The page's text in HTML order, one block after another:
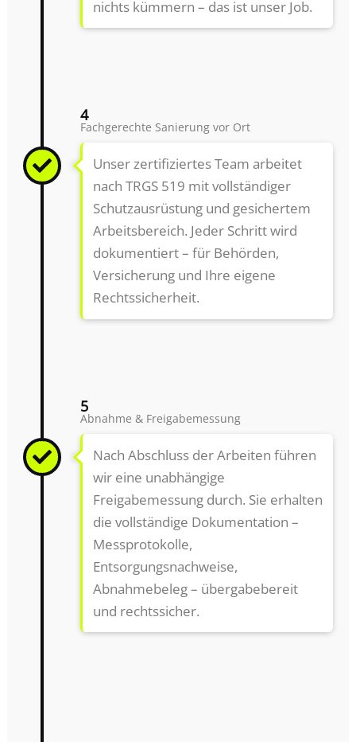
nichts kümmern – das ist unser Job.
4
Fachgerechte Sanierung vor Ort
Unser zertifiziertes Team arbeitet
nach TRGS 519 mit vollständiger
Schutzausrüstung und gesichertem
Arbeitsbereich. Jeder Schritt wird
dokumentiert – für Behörden,
Versicherung und Ihre eigene
Rechtssicherheit.
5
Abnahme & Freigabemessung
Nach Abschluss der Arbeiten führen
wir eine unabhängige
Freigabemessung durch. Sie erhalten
die vollständige Dokumentation –
Messprotokolle,
Entsorgungsnachweise,
Abnahmebeleg – übergabebereit
und rechtssicher.